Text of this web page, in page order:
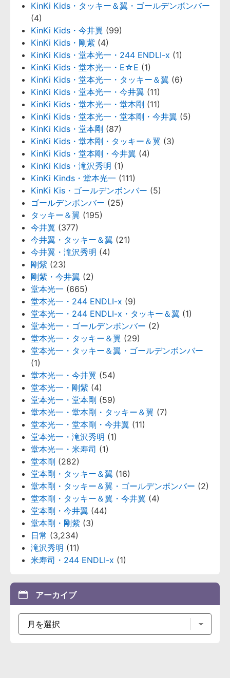
KinKi Kids・タッキー＆翼・ゴールデンボンバー
(4)
KinKi Kids・今井翼 (99)
KinKi Kids・剛紫 (4)
KinKi Kids・堂本光一・244 ENDLI-x (1)
KinKi Kids・堂本光一・E☆E (1)
KinKi Kids・堂本光一・タッキー＆翼 (6)
KinKi Kids・堂本光一・今井翼 (11)
KinKi Kids・堂本光一・堂本剛 (11)
KinKi Kids・堂本光一・堂本剛・今井翼 (5)
KinKi Kids・堂本剛 (87)
KinKi Kids・堂本剛・タッキー＆翼 (3)
KinKi Kids・堂本剛・今井翼 (4)
KinKi Kids・滝沢秀明 (1)
KinKi Kinds・堂本光一 (111)
KinKi Kis・ゴールデンボンバー (5)
ゴールデンボンバー (25)
タッキー＆翼 (195)
今井翼 (377)
今井翼・タッキー＆翼 (21)
今井翼・滝沢秀明 (4)
剛紫 (23)
剛紫・今井翼 (2)
堂本光一 (665)
堂本光一・244 ENDLI-x (9)
堂本光一・244 ENDLI-x・タッキー＆翼 (1)
堂本光一・ゴールデンボンバー (2)
堂本光一・タッキー＆翼 (29)
堂本光一・タッキー＆翼・ゴールデンボンバー
(1)
堂本光一・今井翼 (54)
堂本光一・剛紫 (4)
堂本光一・堂本剛 (59)
堂本光一・堂本剛・タッキー＆翼 (7)
堂本光一・堂本剛・今井翼 (11)
堂本光一・滝沢秀明 (1)
堂本光一・米寿司 (1)
堂本剛 (282)
堂本剛・タッキー＆翼 (16)
堂本剛・タッキー＆翼・ゴールデンボンバー (2)
堂本剛・タッキー＆翼・今井翼 (4)
堂本剛・今井翼 (44)
堂本剛・剛紫 (3)
日常 (3,234)
滝沢秀明 (11)
米寿司・244 ENDLI-x (1)
アーカイブ